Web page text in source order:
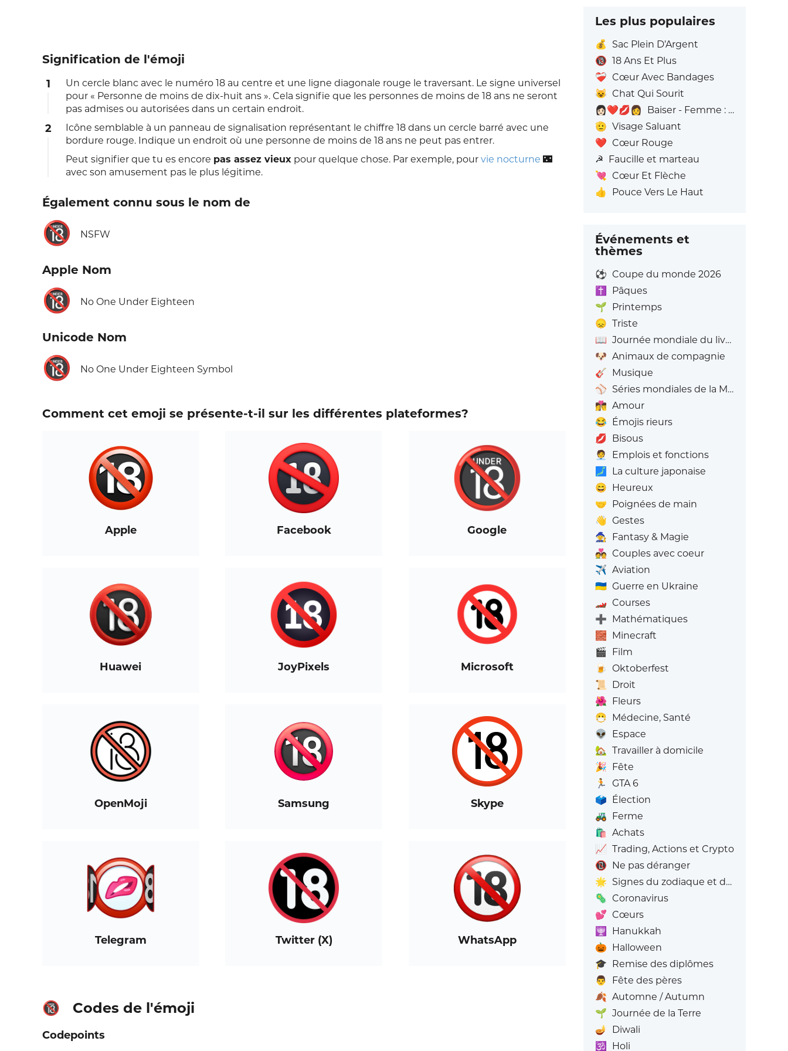
Signification de l'émoji
1
Un cercle blanc avec le numéro 18 au centre et une ligne diagonale rouge le traversant. Le signe universel
pour « Personne de moins de dix-huit ans ». Cela signifie que les personnes de moins de 18 ans ne seront
pas admises ou autorisées dans un certain endroit.
2
Icône semblable à un panneau de signalisation représentant le chiffre 18 dans un cercle barré avec une
bordure rouge. Indique un endroit où une personne de moins de 18 ans ne peut pas entrer.
Peut signifier que tu es encore pas assez vieux pour quelque chose. Par exemple, pour vie nocturne 🌃
avec son amusement pas le plus légitime.
Également connu sous le nom de
🔞 NSFW
Apple Nom
🔞 No One Under Eighteen
Unicode Nom
🔞 No One Under Eighteen Symbol
Comment cet emoji se présente-t-il sur les différentes plateformes?
Apple Facebook Google
Huawei JoyPixels Microsoft
OpenMoji Samsung Skype
Telegram Twitter (X) WhatsApp
🔞 Codes de l'émoji
Codepoints
Les plus populaires
💰
Sac Plein D’Argent
🔞 18 Ans Et Plus
❤️‍🩹 Cœur Avec Bandages
😺 Chat Qui Sourit
👩🏻‍❤️‍💋‍👩
Baiser - Femme : Peau claire, Femme: Sans Teint
🫡 Visage Saluant
❤️ Cœur Rouge
☭ Faucille et marteau
💘 Cœur Et Flèche
👍
Pouce Vers Le Haut
Événements et
thèmes
⚽ Coupe du monde 2026
✝️
Pâques
🌱 Printemps
😞 Triste
📖 Journée mondiale du livre
🐶 Animaux de compagnie
🎸 Musique
⚾ Séries mondiales de la MLB
👩‍❤️‍💋‍👨 Amour
😂 Émojis rieurs
💋 Bisous
🧑‍💼
Emplois et fonctions
🗾
La culture japonaise
😄 Heureux
🤝 Poignées de main
👋 Gestes
🧙 Fantasy & Magie
💑 Couples avec coeur
✈️ Aviation
🇺🇦 Guerre en Ukraine
🏎️ Courses
➕ Mathématiques
🧱 Minecraft
🎬 Film
🍺
Oktoberfest
📜
Droit
🌺 Fleurs
😷 Médecine, Santé
👽
Espace
🏡 Travailler à domicile
🎉 Fête
🏃
GTA 6
🗳️ Élection
🚜 Ferme
🛍️ Achats
📈 Trading, Actions et Crypto
📵 Ne pas déranger
🌟 Signes du zodiaque et du zodiaque
🦠 Coronavirus
💕 Cœurs
🕎
Hanukkah
🎃 Halloween
🎓 Remise des diplômes
👨
Fête des pères
🍂 Automne / Autumn
🌱 Journée de la Terre
🪔
Diwali
🕉️
Holi